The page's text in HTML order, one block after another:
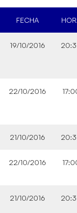
FECHA
19/10/2016
22/10/2016
21/10/2016
22/10/2016
21/10/2016